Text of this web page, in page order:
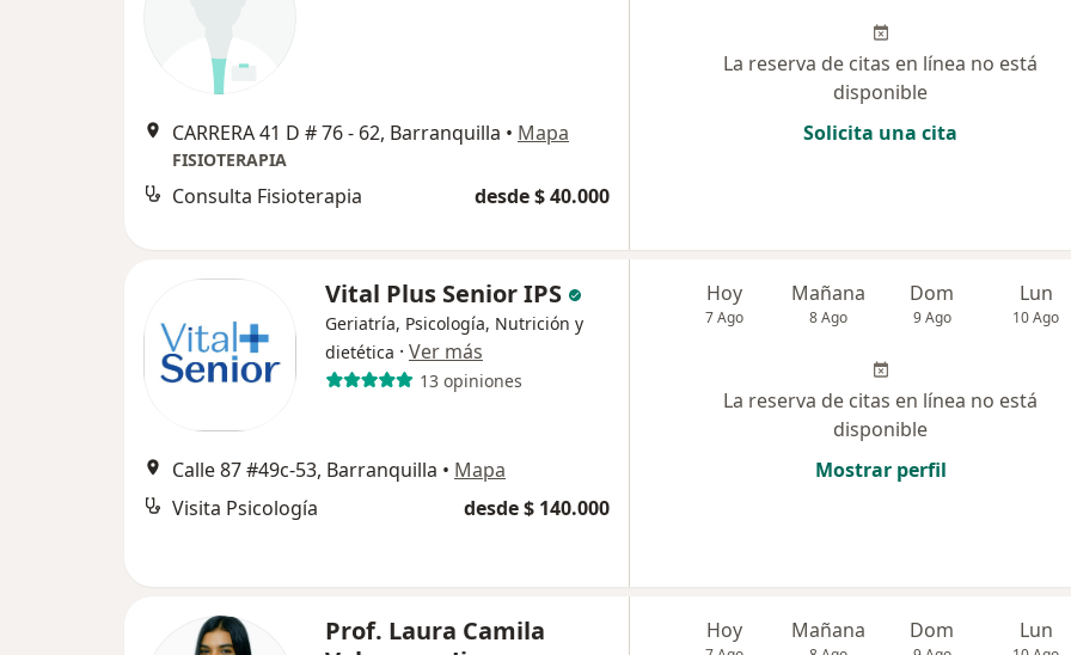
CARRERA 41 D # 76 - 62, Barranquilla • Mapa
FISIOTERAPIA
Consulta Fisioterapia desde $ 40.000
La reserva de citas en línea no está
disponible
Solicita una cita
Vital Plus Senior IPS
Geriatría, Psicología, Nutrición y
dietética · Ver más
13 opiniones
Calle 87 #49c-53, Barranquilla • Mapa
Visita Psicología
desde $ 140.000
Hoy
7 Ago
Mañana
8 Ago
Dom
9 Ago
Lun
10 Ago
La reserva de citas en línea no está
disponible
Mostrar perfil
Prof. Laura Camila
Hoy Mañana Dom Lun